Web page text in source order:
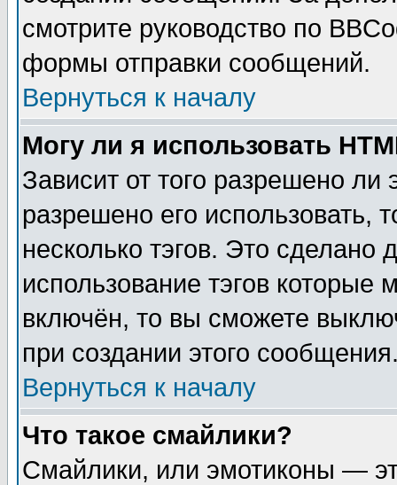
смотрите руководство по
формы отправки сообщений.
Вернуться к началу
Могу ли я использовать
Зависит от того разрешено
разрешено его использовать,
несколько тэгов. Это сделано
использование тэгов
включён, то вы сможете
при создании этого
Вернуться к началу
Что такое смайлики?
Смайлики, или эмотиконы —